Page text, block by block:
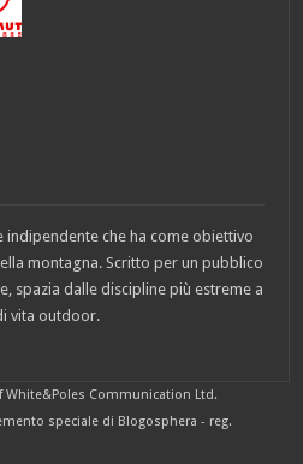
indipendente che ha come obiettivo
montagna. Scritto per un pubblico
spazia dalle discipline più estreme a
vita outdoor.
Communication Ltd.
speciale di Blogosphera - reg.